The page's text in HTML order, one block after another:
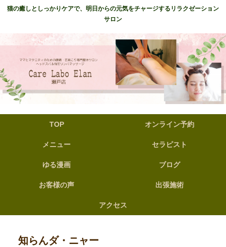
猫の癒しとしっかりケアで、明日からの元気をチャージするリラクゼーション
サロン
TOP オンライン予約
メニュー セラピスト
ゆる漫画 ブログ
お客様の声 出張施術
アクセス
知らんダ・ニャー